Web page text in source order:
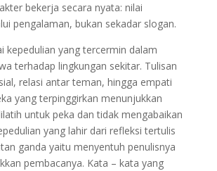
bekerja secara nyata: nilai
pengalaman, bukan sekadar slogan.
kepedulian yang tercermin dalam
terhadap lingkungan sekitar. Tulisan
relasi antar teman, hingga empati
yang terpinggirkan menunjukkan
untuk peka dan tidak mengabaikan
yang lahir dari refleksi tertulis
ganda yaitu menyentuh penulisnya
pembacanya. Kata – kata yang